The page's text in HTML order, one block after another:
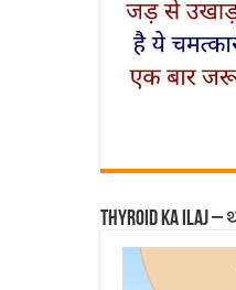
Thyroid ka ilaj –